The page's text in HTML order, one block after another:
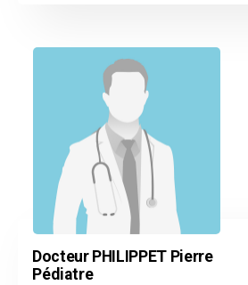
Docteur PHILIPPET Pierre
Pédiatre